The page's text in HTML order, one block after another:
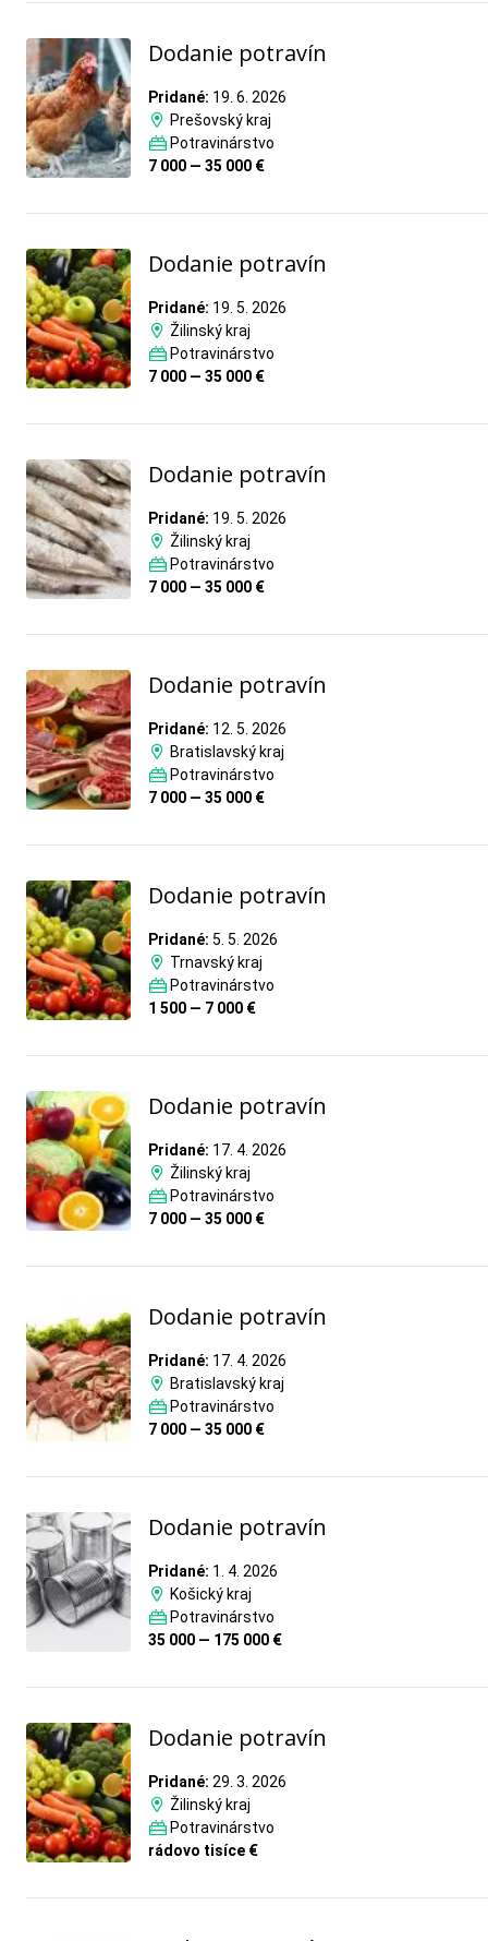
Dodanie potravín
Pridané: 19. 6. 2026
Prešovský kraj
Potravinárstvo
7 000 — 35 000 €
Dodanie potravín
Pridané: 19. 5. 2026
Žilinský kraj
Potravinárstvo
7 000 — 35 000 €
Dodanie potravín
Pridané: 19. 5. 2026
Žilinský kraj
Potravinárstvo
7 000 — 35 000 €
Dodanie potravín
Pridané: 12. 5. 2026
Bratislavský kraj
Potravinárstvo
7 000 — 35 000 €
Dodanie potravín
Pridané: 5. 5. 2026
Trnavský kraj
Potravinárstvo
1 500 — 7 000 €
Dodanie potravín
Pridané: 17. 4. 2026
Žilinský kraj
Potravinárstvo
7 000 — 35 000 €
Dodanie potravín
Pridané: 17. 4. 2026
Bratislavský kraj
Potravinárstvo
7 000 — 35 000 €
Dodanie potravín
Pridané: 1. 4. 2026
Košický kraj
Potravinárstvo
35 000 — 175 000 €
Dodanie potravín
Pridané: 29. 3. 2026
Žilinský kraj
Potravinárstvo
rádovo tisíce €